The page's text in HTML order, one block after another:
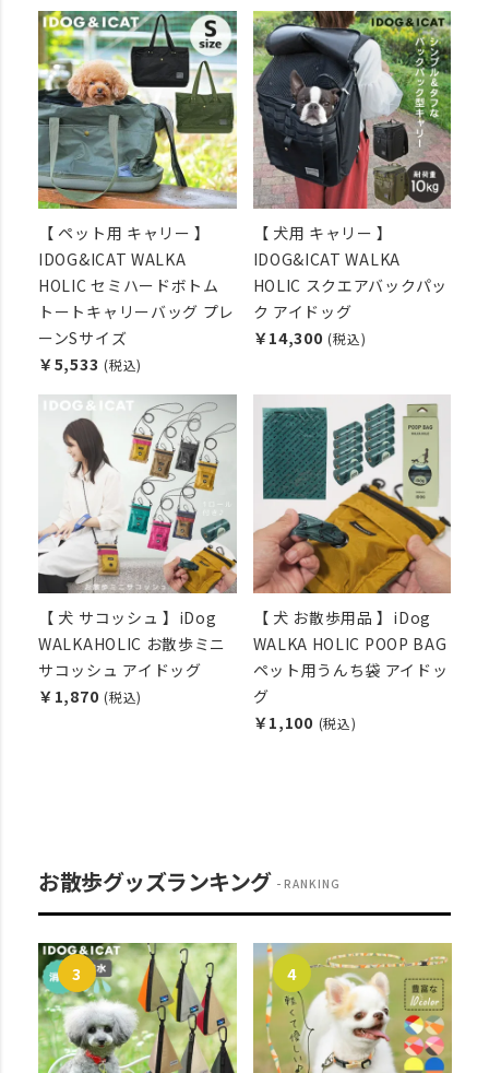
【 ペット用 キャリー 】
IDOG&ICAT WALKA
HOLIC セミハードボトム
トートキャリーバッグ プレ
ーンSサイズ
￥5,533 (税込)
【 犬用 キャリー 】
IDOG&ICAT WALKA
HOLIC スクエアバックパッ
ク アイドッグ
￥14,300 (税込)
【 犬 サコッシュ 】iDog
WALKAHOLIC お散歩ミニ
サコッシュ アイドッグ
￥1,870 (税込)
【 犬 お散歩用品 】iDog
WALKA HOLIC POOP BAG
ペット用うんち袋 アイドッ
グ
￥1,100 (税込)
お散歩グッズランキング RANKING